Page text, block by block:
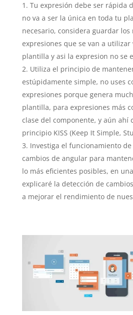
Tu expresión debe ser rápida
no va a ser la única en toda tu
necesario, considera guardar los
expresiones que se van a utilizar
plantilla y asi la expresion no se
Utiliza el principio de
estúpidamente simple, no uses
expresiones porque genera
plantilla, para expresiones más
clase del componente, y aún ahí
principio KISS (Keep It Simple,
Investiga el funcionamiento
cambios de angular para
lo más eficientes posibles, en
explicaré la detección de
a mejorar el rendimiento de